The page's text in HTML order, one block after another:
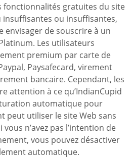
fonctionnalités gratuites du site
ou insuffisantes,
envisager de souscrire à un
Les utilisateurs
premium par carte de
Paysafecard, virement
bancaire. Cependant, les
attention à ce qu’IndianCupid
automatique pour
peut utiliser le site Web sans
n’avez pas l’intention de
vous pouvez désactiver
automatique.